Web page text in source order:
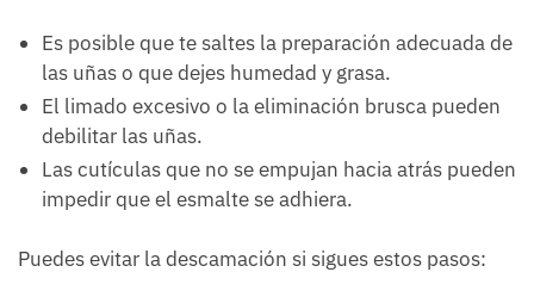
Es posible que te saltes la preparación adecuada de
las uñas o que dejes humedad y grasa.
El limado excesivo o la eliminación brusca pueden
debilitar las uñas.
Las cutículas que no se empujan hacia atrás pueden
impedir que el esmalte se adhiera.
Puedes evitar la descamación si sigues estos pasos: